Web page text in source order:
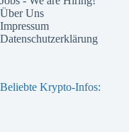
Über Uns
Impressum
Datenschutzerklärung
Beliebte Krypto-Infos: